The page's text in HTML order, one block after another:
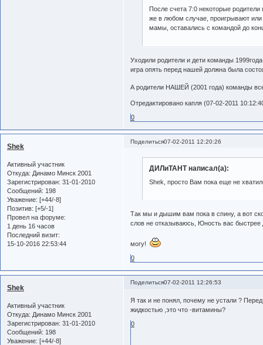
После счета 7:0 некоторые
же в любом случае, проигрывают
мамы, оставались с командой до
Уходили родители и дети команды
игра опять перед нашей должна была
А родители НАШЕЙ (2001 года) команды
Отредактировано капля (07-02-2011
0
Поделиться07-02-2011 12:20:26
Shek
Активный участник
Откуда: Динамо Минск 2001
Зарегистрирован: 31-01-2010
Сообщений: 198
Уважение: [+44/-8]
Позитив: [+5/-1]
Провел на форуме:
1 день 16 часов
Последний визит:
15-10-2016 22:53:44
ДИЛиТАНТ написал(а):
Shek, просто Вам пока еще не
Так мы и дышим вам пока в спину, а вот
слов не отказываюсь, Юность вас
могу!
0
Поделиться07-02-2011 12:26:53
Shek
Активный участник
Откуда: Динамо Минск 2001
Зарегистрирован: 31-01-2010
Сообщений: 198
Уважение: [+44/-8]
Я так и не понял, почему не устали ?
жидкостью ,это что -витамины?
0